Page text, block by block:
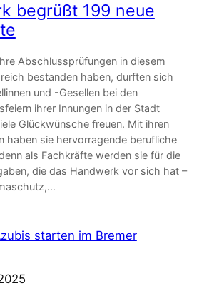
begrüßt 199 neue
Abschlussprüfungen in diesem
bestanden haben, durften sich
und -Gesellen bei den
ihrer Innungen in der Stadt
Glückwünsche freuen. Mit ihren
haben sie hervorragende berufliche
als Fachkräfte werden sie für die
die das Handwerk vor sich hat –